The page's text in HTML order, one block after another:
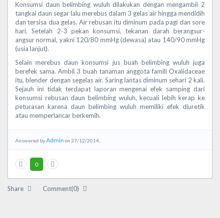
Konsumsi daun belimbing wuluh dilakukan dengan mengambil 2
tangkai daun segar lalu merebus dalam 3 gelas air hingga mendidih
dan tersisa dua gelas. Air rebusan itu diminum pada pagi dan sore
hari. Setelah 2-3 pekan konsumsi, tekanan darah berangsur-
angsur normal, yakni 120/80 mmHg (dewasa) atau 140/90 mmHg
(usia lanjut).
Selain merebus daun konsumsi jus buah belimbing wuluh juga
berefek sama. Ambil 3 buah tanaman anggota famili Oxalidaceae
itu, blender dengan segelas air. Saring lantas diminum sehari 2 kali.
Sejauh ini tidak terdapat laporan mengenai efek samping dari
konsumsi rebusan daun belimbing wuluh, kecuali lebih kerap ke
peturasan karena daun belimbing wuluh memiliki efek diuretik
atau memperlancar berkemih.
Answered byAdmin on 27/12/2014..
0
Share Comment(0)